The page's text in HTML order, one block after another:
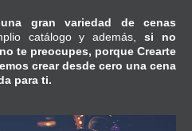
gran variedad de cenas
catálogo y además,si no
te preocupes, porque Crearte
crear desde cero una cena
para ti.